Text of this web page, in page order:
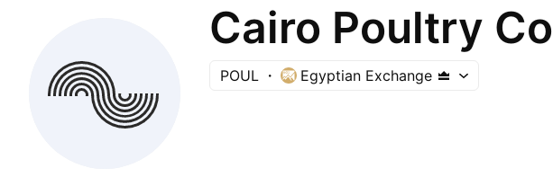
Cairo Poultry
POUL Egyptian Exchange